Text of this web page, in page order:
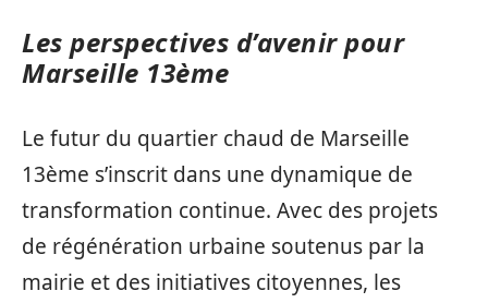
Les perspectives d’avenir pour
Marseille 13ème
Le futur du quartier chaud de Marseille
13ème s’inscrit dans une dynamique de
transformation continue. Avec des projets
de régénération urbaine soutenus par la
mairie et des initiatives citoyennes, les